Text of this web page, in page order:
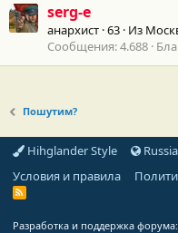
serg-e
анархист ·63 · Из
Сообщения 4.688
Пошутим?
Hihglander Style
Условия и правила
R
Разработка и поддержка форума: